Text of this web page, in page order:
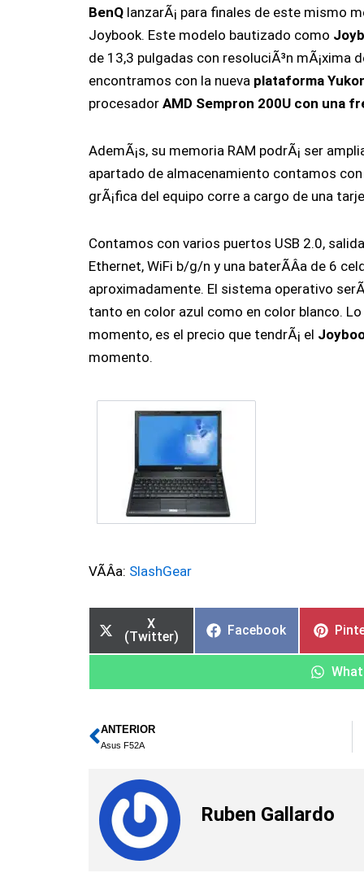
BenQlanzarÃ¡ para finales de este mismo
Joybook. Este modelo bautizado como
de 13,3 pulgadas con resoluciÃ³n mÃ¡xima
encontramos con la nueva plataforma
procesador AMD Sempron 200U con una
AdemÃ¡s, su memoria RAM podrÃ¡ ser
apartado de almacenamiento contamos
grÃ¡fica del equipo corre a cargo de una
Contamos con varios puertos USB 2.0,
Ethernet, WiFi b/g/n y una baterÃ­Â­a de 6
aproximadamente. El sistema operativo
tanto en color azul como en color blanco.
momento, es el precio que tendrÃ¡ el
momento.
VÃ­Â­a: SlashGear
X
(Twitter)
Facebook
Ant
ANTERIOR
Asus F52A
Ruben Gallardo